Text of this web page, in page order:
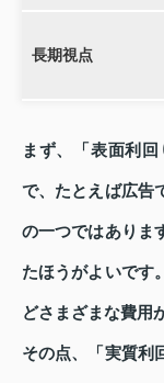
長期視点
まず、「表面利
で、たとえば広告
の一つではありま
たほうがよいです
どさまざまな費用
その点、「実質利